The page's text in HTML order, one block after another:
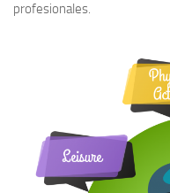
profesionales.